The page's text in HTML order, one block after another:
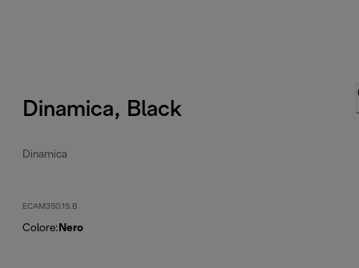
Dinamica, Black
Dinamica
ECAM350.15.B
Colore: Nero